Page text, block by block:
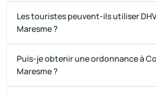
Les touristes peuvent-ils utiliser
Maresme ?
Puis-je obtenir une ordonnance à
Maresme ?